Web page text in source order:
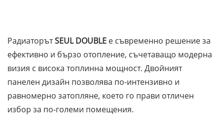
РадиаторътSEUL DOUBLE е съвременно решение за
ефективно и бързо отопление, съчетаващо модерна
визия с висока топлинна мощност. Двойният
панелен дизайн позволява по-интензивно и
равномерно затопляне, което го прави отличен
избор за по-големи помещения.